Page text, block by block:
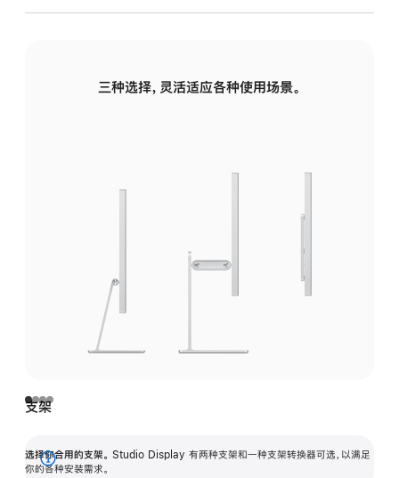
三种选择，灵活适应各种使用场景。
支架
选择你合用的支架。 Studio Display 有两种支架和一种支架转换器可选，以满足
你的各种安装需求。
展